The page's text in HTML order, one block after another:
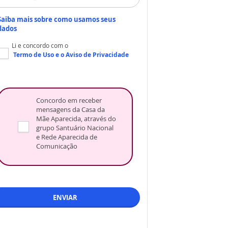
mais sobre como usamos seus
Li e concordo com o
Termo de Usoe oAviso de Privacidade
Concordo em receber
mensagens da Casa da
Mãe Aparecida, através do
grupo Santuário Nacional
e Rede Aparecida de
Comunicação
ENVIAR